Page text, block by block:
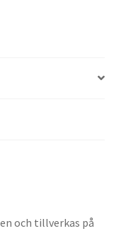
och tillverkas på